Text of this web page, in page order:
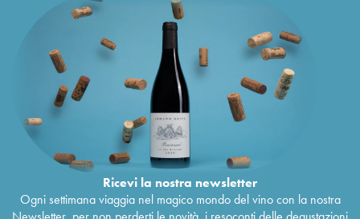
Ricevi la nostra newsletter
Ogni settimana viaggia nel magico mondo del vino con la nostra